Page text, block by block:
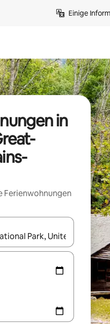
Einige
in
Ferienwohnungen
navigiere mit den Pfeiltasten